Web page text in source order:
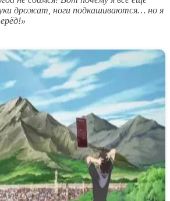
дрожат, ноги подкашиваются… но я